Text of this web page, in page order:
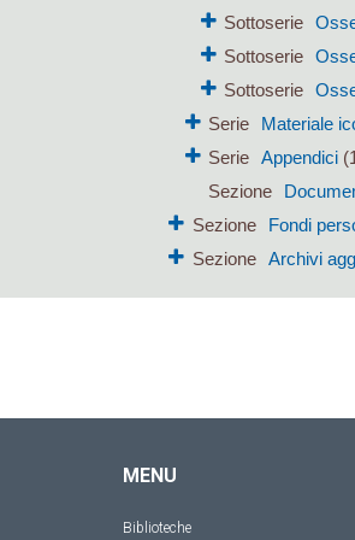
Sottoserie
Sottoserie
Sottoserie
Serie
Materiale
Serie Appendici
Sezione
Sezione
Fondi
Sezione
Archivi
MENU
Biblioteche